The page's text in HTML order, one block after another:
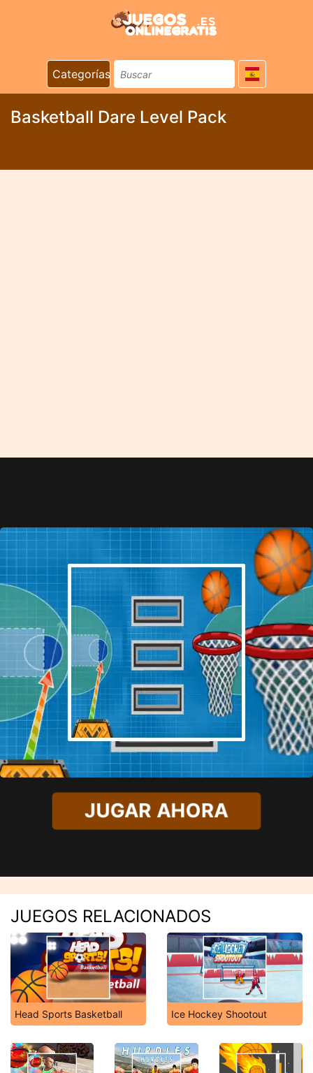
Categorías
Basketball Dare Level Pack
JUGAR AHORA
JUEGOS RELACIONADOS
Head Sports Basketball Ice Hockey Shootout